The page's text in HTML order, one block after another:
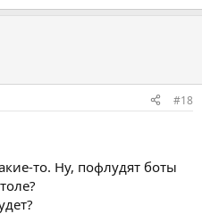
#18
то. Ну, пофлудят боты